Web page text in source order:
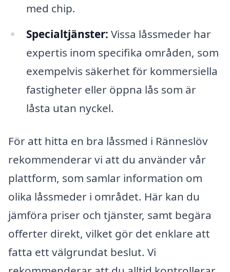
med chip.
Specialtjänster: Vissa låssmeder har
expertis inom specifika områden, som
exempelvis säkerhet för kommersiella
fastigheter eller öppna lås som är
låsta utan nyckel.
För att hitta en bra låssmed i Ränneslöv
rekommenderar vi att du använder vår
plattform, som samlar information om
olika låssmeder i området. Här kan du
jämföra priser och tjänster, samt begära
offerter direkt, vilket gör det enklare att
fatta ett välgrundat beslut. Vi